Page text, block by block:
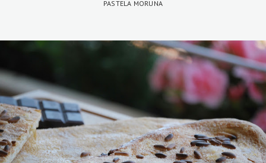
PASTELA MORUNA